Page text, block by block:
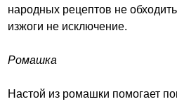
народных рецептов не
изжоги не исключение.
Ромашка
Настой из ромашки помогает